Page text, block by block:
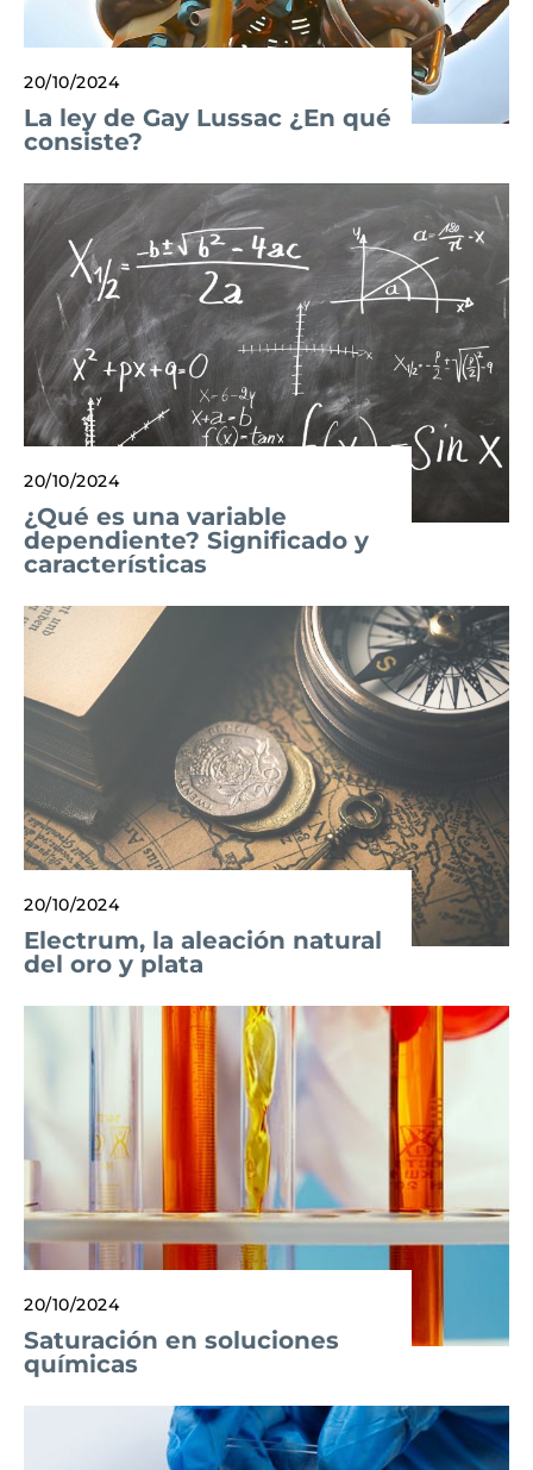
20/10/2024
La ley de Gay Lussac ¿En qué
consiste?
20/10/2024
¿Qué es una variable
dependiente? Significado y
características
20/10/2024
Electrum, la aleación natural
del oro y plata
20/10/2024
Saturación en soluciones
químicas